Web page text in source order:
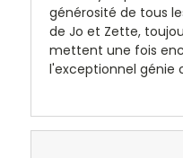
générosité de tous
de Jo et Zette,
mettent une fois
l'exceptionnel génie